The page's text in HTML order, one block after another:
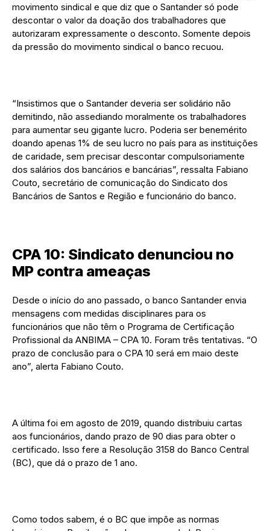
movimento sindical e que diz que o Santander só pode
descontar o valor da doação dos trabalhadores que
autorizaram expressamente o desconto. Somente depois
da pressão do movimento sindical o banco recuou.
“Insistimos que o Santander deveria ser solidário não
demitindo, não assediando moralmente os trabalhadores
para aumentar seu gigante lucro. Poderia ser benemérito
doando apenas 1% de seu lucro no país para as instituições
de caridade, sem precisar descontar compulsoriamente
dos salários dos bancários e bancárias”, ressalta Fabiano
Couto, secretário de comunicação do Sindicato dos
Bancários de Santos e Região e funcionário do banco.
CPA 10: Sindicato denunciou no
MP contra ameaças
Desde o início do ano passado, o banco Santander envia
mensagens com medidas disciplinares para os
funcionários que não têm o Programa de Certificação
Profissional da ANBIMA – CPA 10. Foram três tentativas. “O
prazo de conclusão para o CPA 10 será em maio deste
ano”, alerta Fabiano Couto.
A última foi em agosto de 2019, quando distribuiu cartas
aos funcionários, dando prazo de 90 dias para obter o
certificado. Isso fere a Resolução 3158 do Banco Central
(BC), que dá o prazo de 1 ano.
Como todos sabem, é o BC que impõe as normas